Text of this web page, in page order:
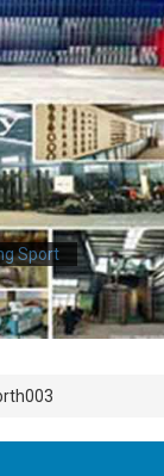
Sport